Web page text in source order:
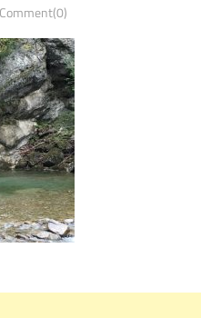
Comment(0)